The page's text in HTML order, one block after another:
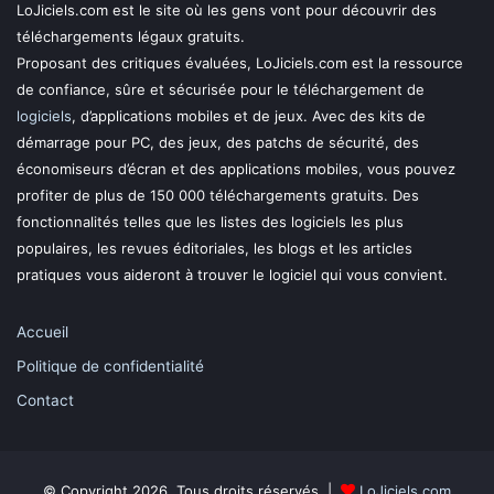
LoJiciels.com est le site où les gens vont pour découvrir des
téléchargements légaux gratuits.
Proposant des critiques évaluées, LoJiciels.com est la ressource
de confiance, sûre et sécurisée pour le téléchargement de
logiciels, d’applications mobiles et de jeux. Avec des kits de
démarrage pour PC, des jeux, des patchs de sécurité, des
économiseurs d’écran et des applications mobiles, vous pouvez
profiter de plus de 150 000 téléchargements gratuits. Des
fonctionnalités telles que les listes des logiciels les plus
populaires, les revues éditoriales, les blogs et les articles
pratiques vous aideront à trouver le logiciel qui vous convient.
Accueil
Politique de confidentialité
Contact